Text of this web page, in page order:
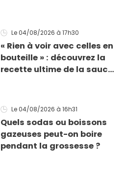
morceaux de verre
Le 04/08/2026 à 17h30
« Rien à voir avec celles en
bouteille » : découvrez la
recette ultime de la sauce
Le 04/08/2026 à 16h31
Quels sodas ou boissons
gazeuses peut-on boire
pendant la grossesse ?